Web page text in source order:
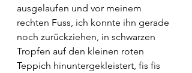
ausgelaufen und vor meinem
rechten Fuss, ich konnte ihn gerade
noch zurückziehen, in schwarzen
Tropfen auf den kleinen roten
Teppich hinuntergekleistert, fis fis